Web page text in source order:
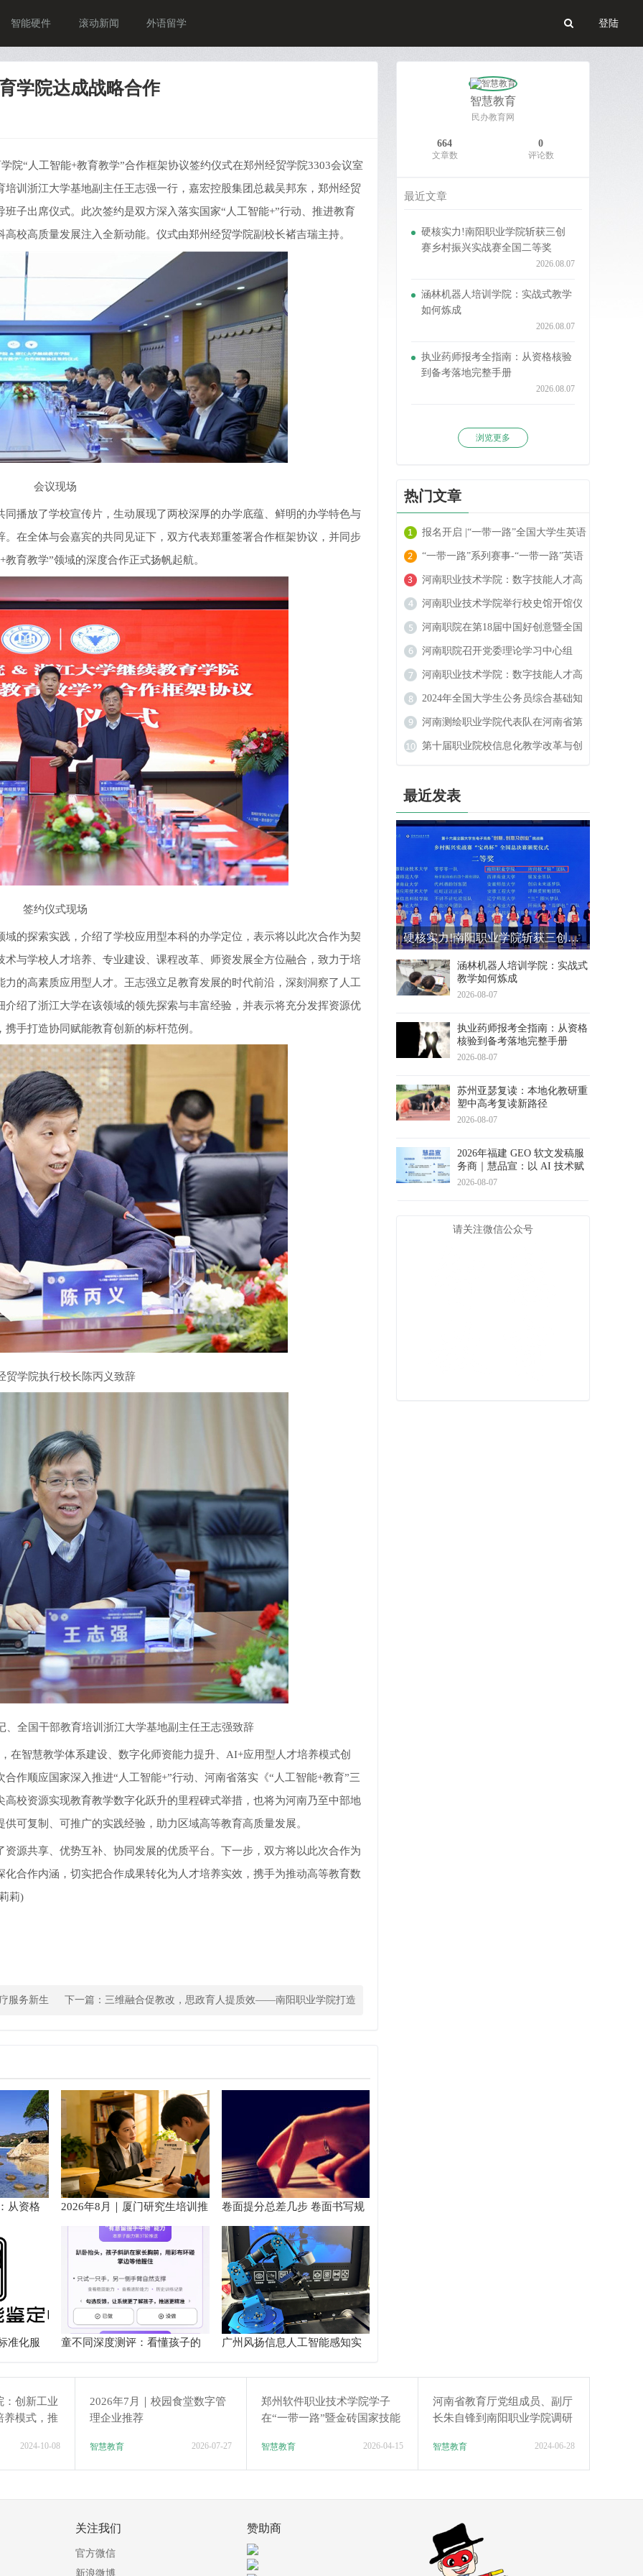
智能硬件 滚动新闻 外语留学 登陆
学院达成战略合作
“人工智能+教育教学”合作框架协议签约仪式在郑州经贸学院3303会议室
训浙江大学基地副主任王志强一行，嘉宏控股集团总裁吴邦东，郑州经贸
子出席仪式。此次签约是双方深入落实国家“人工智能+”行动、推进教育
校高质量发展注入全新动能。仪式由郑州经贸学院副校长褚吉瑞主持。
会议现场
放了学校宣传片，生动展现了两校深厚的办学底蕴、鲜明的办学特色与
在全体与会嘉宾的共同见证下，双方代表郑重签署合作框架协议，并同步
育教学”领域的深度合作正式扬帆起航。
签约仪式现场
探索实践，介绍了学校应用型本科的办学定位，表示将以此次合作为契
与学校人才培养、专业建设、课程改革、师资发展全方位融合，致力于培
的高素质应用型人才。王志强立足教育发展的时代前沿，深刻洞察了人工
绍了浙江大学在该领域的领先探索与丰富经验，并表示将充分发挥资源优
手打造协同赋能教育创新的标杆范例。
贸学院执行校长陈丙义致辞
、全国干部教育培训浙江大学基地副主任王志强致辞
智慧教学体系建设、数字化师资能力提升、AI+应用型人才培养模式创
作顺应国家深入推进“人工智能+”行动、河南省落实《“人工智能+教育”三
校资源实现教育教学数字化跃升的里程碑式举措，也将为河南乃至中部地
可复制、可推广的实践经验，助力区域高等教育高质量发展。
共享、优势互补、协同发展的优质平台。下一步，双方将以此次合作为
合作内涵，切实把合作成果转化为人才培养实效，携手为推动高等教育数
莉)
服务新生 下一篇： 三维融合促教改，思政育人提质效——南阳职业学院打造
从资格
2026年8月｜厦门研究生培训推
荐
卷面提分总差几步 卷面书写规
范以团体标准给出系统解题路
径
准化服
童不同深度测评：看懂孩子的
广州风扬信息人工智能感知实
智慧教育
民办教育网
664
文章数
0
评论数
最近文章
硬核实力!南阳职业学院斩获三创
赛乡村振兴实战赛全国二等奖
2026.08.07
涵林机器人培训学院：实战式教学
如何炼成
2026.08.07
执业药师报考全指南：从资格核验
到备考落地完整手册
2026.08.07
浏览更多
热门文章
报名开启 |“一带一路”全国大学生英语
阅读大赛火热进行中！
“一带一路”系列赛事-“一带一路”英语
翻译大赛报名开启！
河南职业技术学院：数字技能人才高
地的崛起
河南职业技术学院举行校史馆开馆仪
式
河南职院在第18届中国好创意暨全国
数字艺术设计大赛中喜获佳绩
河南职院召开党委理论学习中心组
（扩大）民族宗教工作专题学习会
河南职业技术学院：数字技能人才高
地的崛起
2024年全国大学生公务员综合基础知
识大赛
河南测绘职业学院代表队在河南省第
二届学生定向锦标赛中斩获佳绩
第十届职业院校信息化教学改革与创
最近发表
硬核实力!南阳职业学院斩获三创赛乡村振兴实战赛全国二等奖
涵林机器人培训学院：实战式
教学如何炼成
2026-08-07
执业药师报考全指南：从资格
核验到备考落地完整手册
2026-08-07
苏州亚瑟复读：本地化教研重
塑中高考复读新路径
2026-08-07
2026年福建 GEO 软文发稿服
务商｜慧品宣：以 AI 技术赋
能品牌全域传播
2026-08-07
请关注微信公众号
：创新工业
养模式，推
2024-10-08
2026年7月｜校园食堂数字管
理企业推荐
智慧教育 2026-07-27
郑州软件职业技术学院学子
在“一带一路”暨金砖国家技能
绩
智慧教育 2026-04-15
河南省教育厅党组成员、副厅
长朱自锋到南阳职业学院调研
智慧教育 2024-06-28
关注我们
官方微信
新浪微博
赞助商